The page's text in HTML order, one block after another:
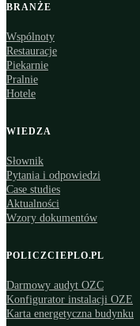
BRANŻE
Wspólnoty
Restauracje
Piekarnie
Pralnie
Hotele
WIEDZA
Słownik
Pytania i odpowiedzi
Case studies
Aktualności
Wzory dokumentów
POLICZCIEPLO.PL
Darmowy audyt OZC
Konfigurator instalacji OZE
Karta energetyczna budynku